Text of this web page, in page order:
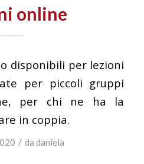
online
disponibili per lezioni
per piccoli gruppi
per chi ne ha la
in coppia.
/ da daniela